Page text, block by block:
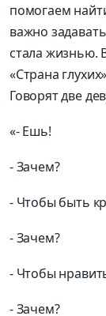
помогаем
важно
стала жизнью.
«Страна
Говорят две
«- Ешь!
- Зачем?
- Чтобы быть
- Зачем?
- Чтобы
- Зачем?